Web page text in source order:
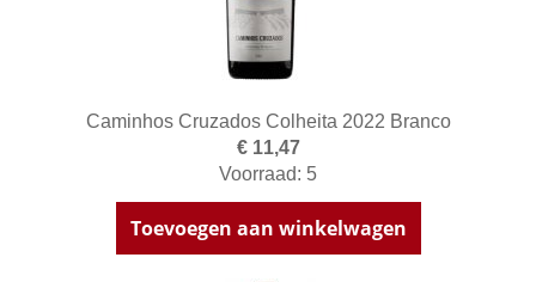
Caminhos Cruzados Colheita 2022 Branco
€ 11,47
Voorraad: 5
Toevoegen aan winkelwagen